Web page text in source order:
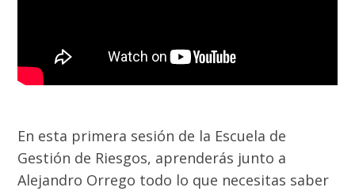
En esta primera sesión de la Escuela de
Gestión de Riesgos, aprenderás junto a
Alejandro Orrego todo lo que necesitas saber